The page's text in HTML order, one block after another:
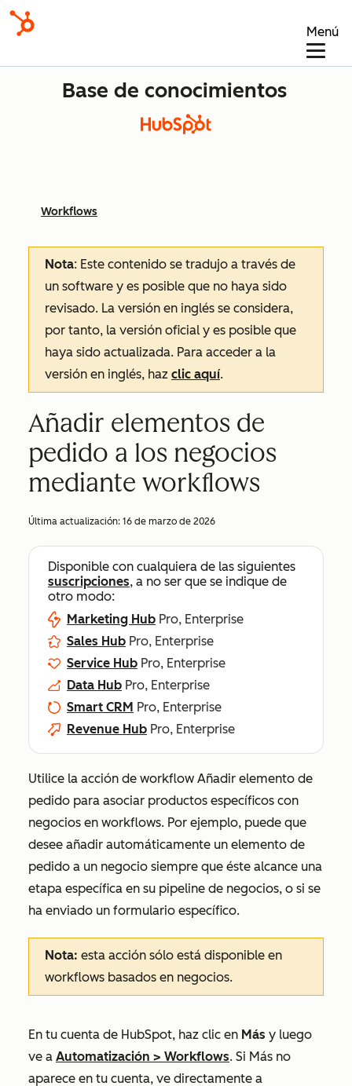
Menú
Base de conocimientos
Workflows
Nota: Este contenido se tradujo a través de
un software y es posible que no haya sido
revisado. La versión en inglés se considera,
por tanto, la versión oficial y es posible que
haya sido actualizada. Para acceder a la
versión en inglés, haz clic aquí.
Añadir elementos de
pedido a los negocios
mediante workflows
Última actualización: 16 de marzo de 2026
Disponible con cualquiera de las siguientes
suscripciones, a no ser que se indique de
otro modo:
Marketing Hub Pro, Enterprise
Sales Hub Pro, Enterprise
Service Hub Pro, Enterprise
Data Hub Pro, Enterprise
Smart CRM Pro, Enterprise
Revenue Hub Pro, Enterprise
Utilice la acción de workflow Añadir elemento de
pedido para asociar productos específicos con
negocios en workflows. Por ejemplo, puede que
desee añadir automáticamente un elemento de
pedido a un negocio siempre que éste alcance una
etapa específica en su pipeline de negocios, o si se
ha enviado un formulario específico.
Nota: esta acción sólo está disponible en
workflows basados en negocios.
En tu cuenta de HubSpot, haz clic en Más y luego
ve a Automatización > Workflows. Si Más no
aparece en tu cuenta, ve directamente a